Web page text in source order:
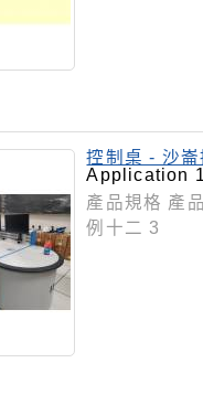
控制桌 - 沙崙
Application
產品規格 產
例十二 3